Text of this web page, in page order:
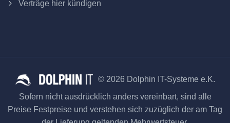
Verträge hier kündigen
© 2026 Dolphin IT-Systeme e.K.
Sofern nicht ausdrücklich anders vereinbart, sind alle
Preise Festpreise und verstehen sich zuzüglich der am Tag